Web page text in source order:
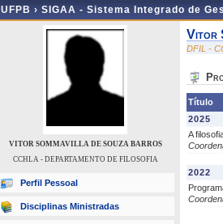
UFPB › SIGAA - Sistema Integrado de
VITOR SOMMAVILLA DE SOUZA BARROS
CCHLA - DEPARTAMENTO DE FILOSOFIA
Perfil Pessoal
Disciplinas Ministradas
Vitor
DFIL -
Título
2025
A
2022